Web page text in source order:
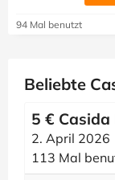
94 Mal benutzt
Beliebte
5 €
2. April 2026
113 Mal